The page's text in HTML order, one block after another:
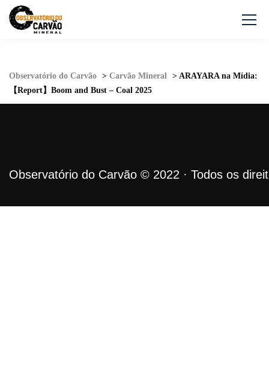
Observatório do Carvão > Carvão Mineral > ARAYARA na Mídia:
【Report】Boom and Bust – Coal 2025
Observatório do Carvão © 2022 · Todos os